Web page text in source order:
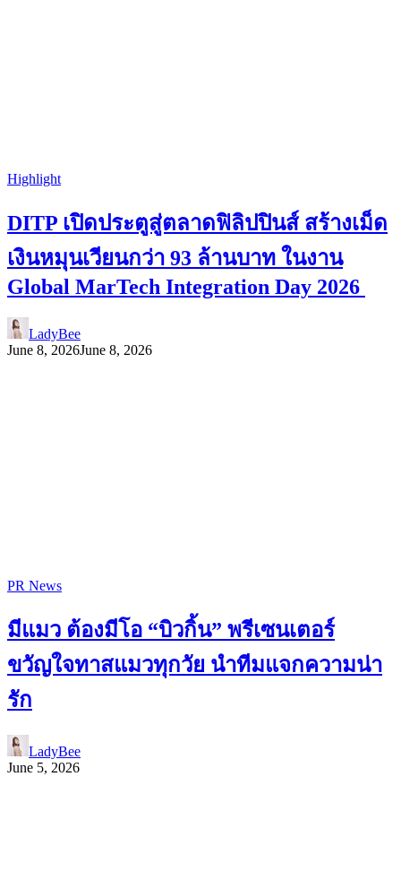
Highlight
DITP เปิดประตูสู่ตลาดฟิลิปปินส์ สร้างเม็ด
เงินหมุนเวียนกว่า 93 ล้านบาท ในงาน
Global MarTech Integration Day 2026
LadyBee
June 8, 2026June 8, 2026
PR News
มีแมว ต้องมีโอ “บิวกิ้น” พรีเซนเตอร์
ขวัญใจทาสแมวทุกวัย นำทีมแจกความน่า
รัก
LadyBee
June 5, 2026